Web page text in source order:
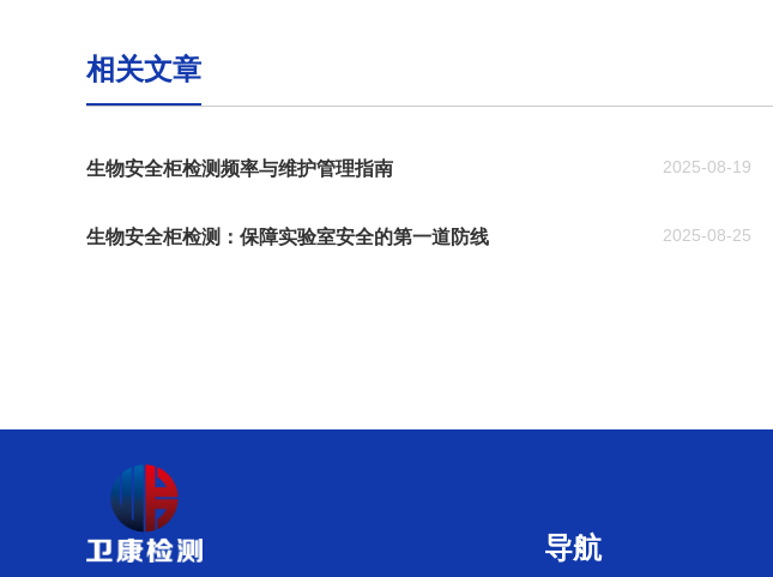
相关文章
2025-08-19
生物安全柜检测频率与维护管理指南
2025-08-25
生物安全柜检测：保障实验室安全的第一道防线
导航